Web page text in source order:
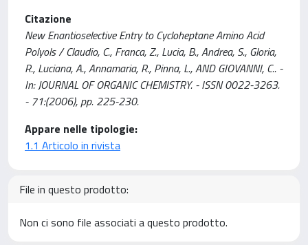
Citazione
New Enantioselective Entry to Cycloheptane Amino Acid
Polyols / Claudio, C., Franca, Z., Lucia, B., Andrea, S., Gloria,
R., Luciana, A., Annamaria, R., Pinna, L., AND GIOVANNI, C.. -
In: JOURNAL OF ORGANIC CHEMISTRY. - ISSN 0022-3263.
- 71:(2006), pp. 225-230.
Appare nelle tipologie:
1.1 Articolo in rivista
File in questo prodotto:
Non ci sono file associati a questo prodotto.